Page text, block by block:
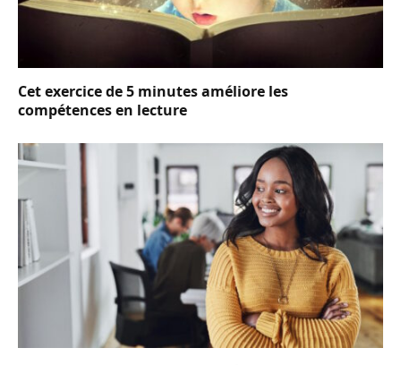
Cet exercice de 5 minutes améliore les
compétences en lecture